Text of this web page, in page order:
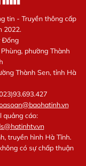
tin - Truyền thông cấp
2022.
Đống
phường Thành
Thành Sen, tỉnh Hà
quảng cáo:
truyền hình Hà Tĩnh.
có sự chấp thuận